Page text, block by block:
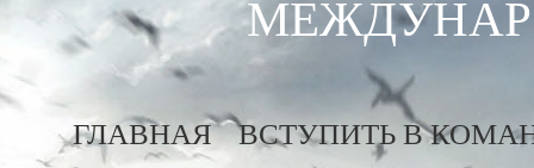
ГЛАВНАЯ
ВСТУПИТЬ В